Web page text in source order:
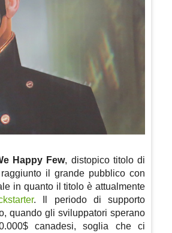
Happy Few, distopico titolo di
il grande pubblico con
in quanto il titolo è attualmente
. Il periodo di supporto
quando gli sviluppatori sperano
canadesi, soglia che ci